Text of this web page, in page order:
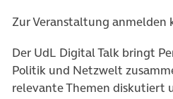
Zur Veranstaltung anmelden
Der UdL Digital Talk bringt
Politik und Netzwelt
relevante Themen diskutiert